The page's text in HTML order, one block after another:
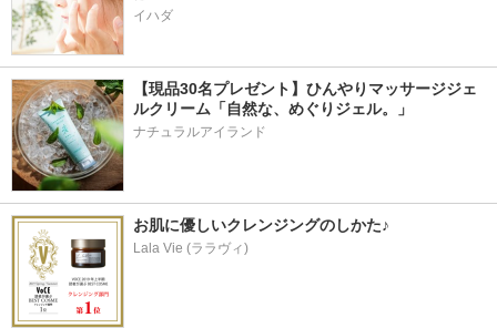
イハダ
【現品30名プレゼント】ひんやりマッサージジェ
ルクリーム「自然な、めぐりジェル。」
ナチュラルアイランド
お肌に優しいクレンジングのしかた♪
Lala Vie (ララヴィ)